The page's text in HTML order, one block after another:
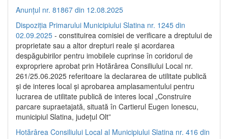
Anunțul nr. 81867 din 12.08.2025
Dispoziția Primarului Municipiului Slatina nr. 1245 din
02.09.2025 - constituirea comisiei de verificare a dreptului de
proprietate sau a altor drepturi reale și acordarea
despăgubirilor pentru imobilele cuprinse în coridorul de
expropriere aprobat prin Hotărârea Consiliului Local nr.
261/25.06.2025 referitoare la declararea de utilitate publică
și de interes local și aprobarea amplasamentului pentru
lucrarea de utilitate publică de interes local „Construire
parcare supraetajată, situată în Cartierul Eugen Ionescu,
municipiul Slatina, județul Olt”
Hotărârea Consiliului Local al Municipiului Slatina nr. 416 din